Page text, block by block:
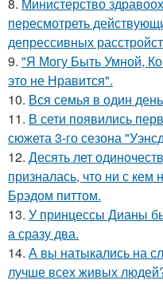
пересмотреть
депрессивных
9. "Я Могу Быть Умной,
это не Нравится".
10. Вся семья в один
11. В сети появились
сюжета 3-го сезона
12. Десять лет
призналась, что ни с кем
Брэдом питтом.
13. У принцессы Дианы
а сразу два.
14. А вы натыкались на
лучше всех живых